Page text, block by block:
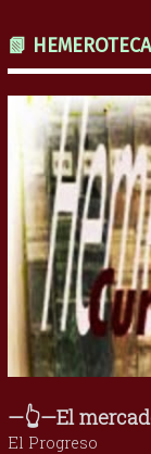
📗 HEMEROTECA
—👆—El
El Progreso